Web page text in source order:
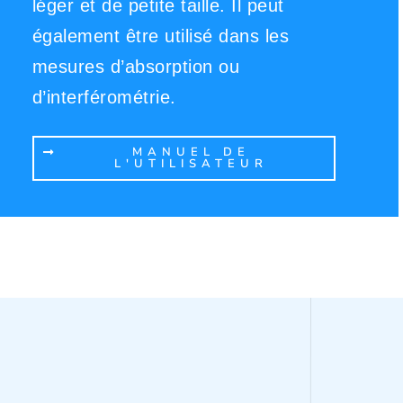
léger et de petite taille. Il peut
également être utilisé dans les
mesures d’absorption ou
d’interférométrie.
MANUEL DE
L'UTILISATEUR